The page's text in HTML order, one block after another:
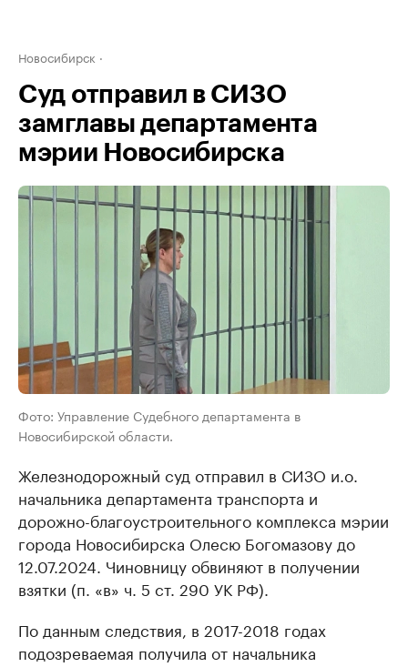
Новосибирск
Суд отправил в СИЗО
замглавы департамента
мэрии Новосибирска
Фото: Управление Судебного департамента в
Новосибирской области.
Железнодорожный суд отправил в СИЗО и.о.
начальника департамента транспорта и
дорожно-благоустроительного комплекса мэрии
города Новосибирска Олесю Богомазову до
12.07.2024. Чиновницу обвиняют в получении
взятки (п. «в» ч. 5 ст. 290 УК РФ).
По данным следствия, в 2017-2018 годах
подозреваемая получила от начальника